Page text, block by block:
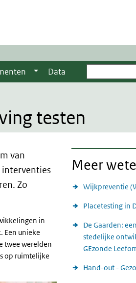
Data
Zoeken
testen
van
Zo
in
Een unieke
twee werelden
op ruimtelijke
Meer
Wijkpreventie
Placetesting in
De Gaarden:
stedelijke
GEzonde
Hand-out -